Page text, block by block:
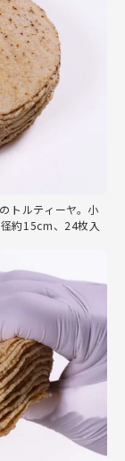
トルティーヤ。小
約15cm、24枚入